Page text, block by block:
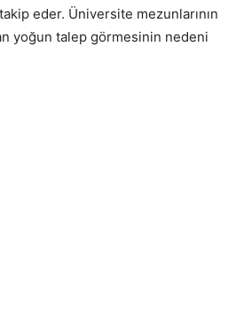
eder. Üniversite mezunlarının
yoğun talep görmesinin nedeni